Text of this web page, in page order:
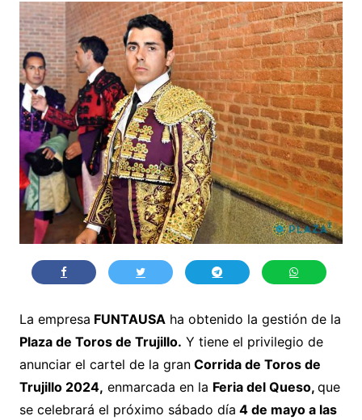
La empresa FUNTAUSAha obtenido la gestión de la
Plaza de Toros de Trujillo. Y tiene el privilegio de
anunciar el cartel de la granCorrida de Toros de
Trujillo 2024, enmarcada en la Feria del Queso, que
se celebrará el próximo sábado día 4 de mayo a las